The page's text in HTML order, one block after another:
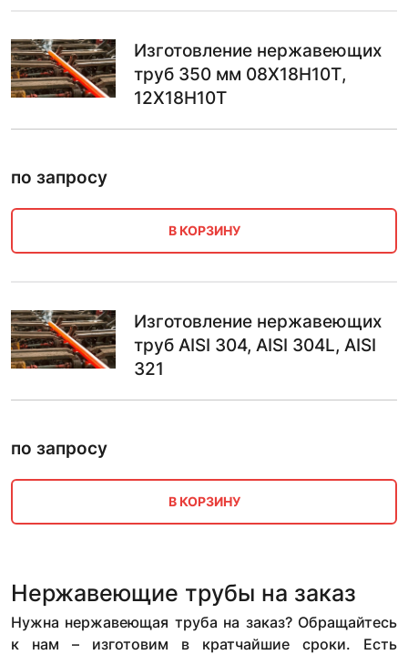
Изготовление нержавеющих
труб 350 мм 08Х18Н10Т,
12Х18Н10Т
по запросу
В КОРЗИНУ
Изготовление нержавеющих
труб AISI 304, AISI 304L, AISI
321
по запросу
В КОРЗИНУ
Нержавеющие трубы на заказ
Нужна нержавеющая труба на заказ? Обращайтесь
к нам – изготовим в кратчайшие сроки. Есть